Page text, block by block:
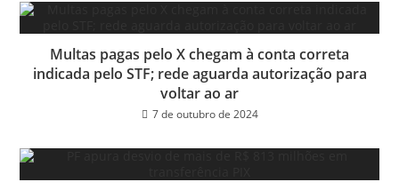
Multas pagas pelo X chegam à conta correta
indicada pelo STF; rede aguarda autorização para
voltar ao ar
7 de outubro de 2024